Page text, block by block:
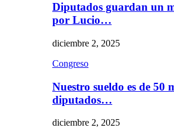
Diputados guardan un
por Lucio…
diciembre 2, 2025
Congreso
Nuestro sueldo es de 50
diputados…
diciembre 2, 2025